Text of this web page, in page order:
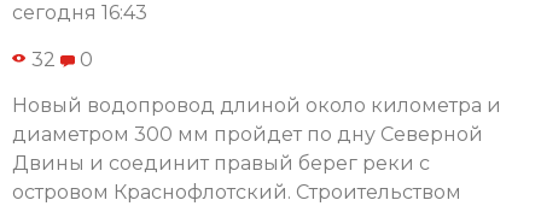
сегодня 16:43
32 0
Новый водопровод длиной около километра и
диаметром 300 мм пройдет по дну Северной
Двины и соединит правый берег реки с
островом Краснофлотский. Строительством